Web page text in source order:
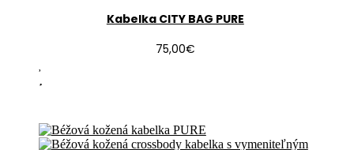
Kabelka CITY BAG PURE
75,00€